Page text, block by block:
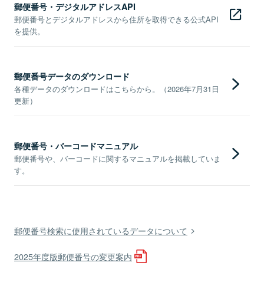
郵便番号・デジタルアドレスAPI
郵便番号とデジタルアドレスから住所を取得できる公式API
を提供。
郵便番号データのダウンロード
各種データのダウンロードはこちらから。（2026年7月31日
更新）
郵便番号・バーコードマニュアル
郵便番号や、バーコードに関するマニュアルを掲載していま
す。
郵便番号検索に使用されているデータについて
2025年度版郵便番号の変更案内